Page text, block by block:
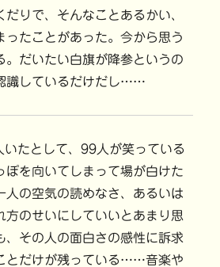
りで、そんなことあるかい、
ったことがあった。今から思う
。だいたい白旗が降参というの
識しているだけだし……
たとして、99人が笑っている
ぽを向いてしまって場が白けた
人の空気の読めなさ、あるいは
方のせいにしていいとあまり思
、その人の面白さの感性に訴求
とだけが残っている……音楽や